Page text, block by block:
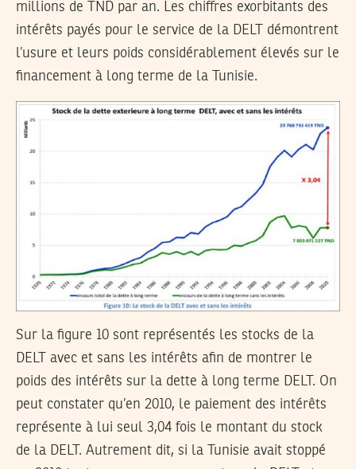
millions de TND par an. Les chiffres exorbitants des
intérêts payés pour le service de la DELT démontrent
l’usure et leurs poids considérablement élevés sur le
financement à long terme de la Tunisie.
Sur la figure 10 sont représentés les stocks de la
DELT avec et sans les intérêts afin de montrer le
poids des intérêts sur la dette à long terme DELT. On
peut constater qu’en 2010, le paiement des intérêts
représente à lui seul 3,04 fois le montant du stock
de la DELT. Autrement dit, si la Tunisie avait stoppé